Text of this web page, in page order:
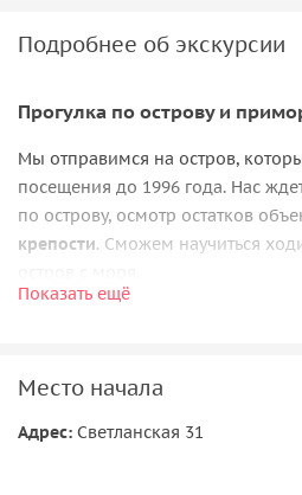
Подробнее об экскурсии
Прогулка по острову и
Мы отправимся на остров,
посещения до 1996 года. Нас
по острову, осмотр остатков
крепости. Сможем научиться
Показать ещё
Место начала
Адрес: Светланская 31